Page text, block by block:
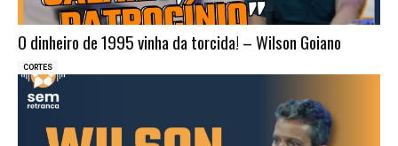
O dinheiro de 1995 vinha da torcida! – Wilson Goiano
CORTES